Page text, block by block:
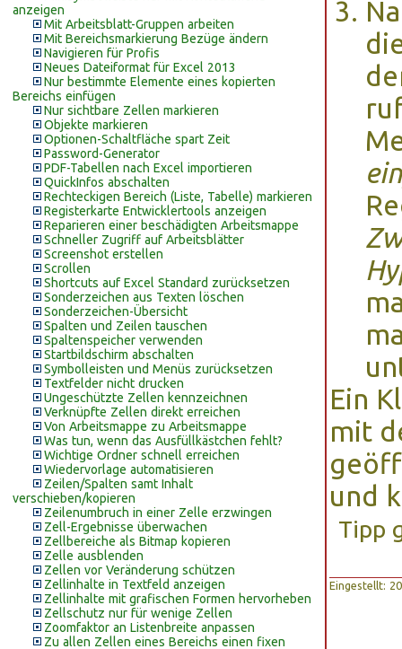
anzeigen
Mit Arbeitsblatt-Gruppen arbeiten
Mit Bereichsmarkierung Bezüge ändern
Navigieren für Profis
Neues Dateiformat für Excel 2013
Nur bestimmte Elemente eines kopierten
Bereichs einfügen
Nur sichtbare Zellen markieren
Objekte markieren
Optionen-Schaltfläche spart Zeit
Password-Generator
PDF-Tabellen nach Excel importieren
QuickInfos abschalten
Rechteckigen Bereich (Liste, Tabelle) markieren
Registerkarte Entwicklertools anzeigen
Reparieren einer beschädigten Arbeitsmappe
Schneller Zugriff auf Arbeitsblätter
Screenshot erstellen
Scrollen
Shortcuts auf Excel Standard zurücksetzen
Sonderzeichen aus Texten löschen
Sonderzeichen-Übersicht
Spalten und Zeilen tauschen
Spaltenspeicher verwenden
Startbildschirm abschalten
Symbolleisten und Menüs zurücksetzen
Textfelder nicht drucken
Ungeschützte Zellen kennzeichnen
Verknüpfte Zellen direkt erreichen
Von Arbeitsmappe zu Arbeitsmappe
Was tun, wenn das Ausfüllkästchen fehlt?
Wichtige Ordner schnell erreichen
Wiedervorlage automatisieren
Zeilen/Spalten samt Inhalt
verschieben/kopieren
Zeilenumbruch in einer Zelle erzwingen
Zell-Ergebnisse überwachen
Zellbereiche als Bitmap kopieren
Zelle ausblenden
Zellen vor Veränderung schützen
Zellinhalte in Textfeld anzeigen
Zellinhalte mit grafischen Formen hervorheben
Zellschutz nur für wenige Zellen
Zoomfaktor an Listenbreite anpassen
Zu allen Zellen eines Bereichs einen fixen
Ein
mit
und
Tipp
Eingestellt: